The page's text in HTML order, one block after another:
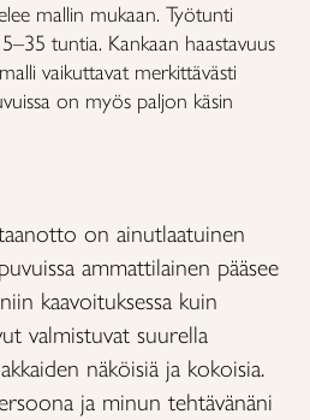
mallin mukaan. Työtunti
tuntia. Kankaan haastavuus
vaikuttavat merkittävästi
on myös paljon käsin
on ainutlaatuinen
ammattilainen pääsee
kaavoituksessa kuin
valmistuvat suurella
näköisiä ja kokoisia.
ja minun tehtävänäni